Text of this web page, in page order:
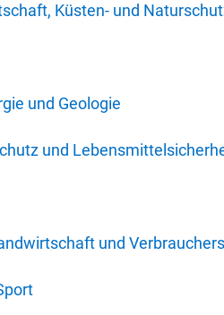
Küsten- und
und Geologie
und
und